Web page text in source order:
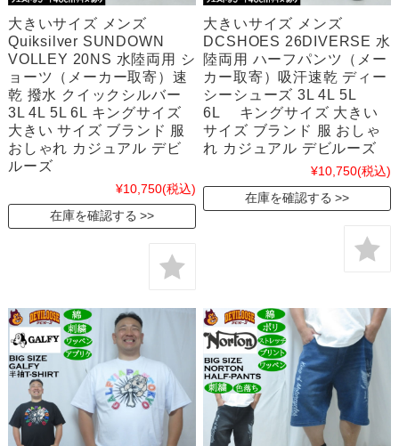
大きいサイズ メンズ
Quiksilver SUNDOWN
VOLLEY 20NS 水陸両用 シ
ョーツ（メーカー取寄）速
乾 撥水 クイックシルバー
3L 4L 5L 6L キングサイズ
大きい サイズ ブランド 服
おしゃれ カジュアル デビ
ルーズ
¥10,750(税込)
在庫を確認する
大きいサイズ メンズ
DCSHOES 26DIVERSE 水
陸両用 ハーフパンツ（メー
カー取寄）吸汗速乾 ディー
シーシューズ 3L 4L 5L
6L キングサイズ 大きい
サイズ ブランド 服 おしゃ
れ カジュアル デビルーズ
¥10,750(税込)
在庫を確認する